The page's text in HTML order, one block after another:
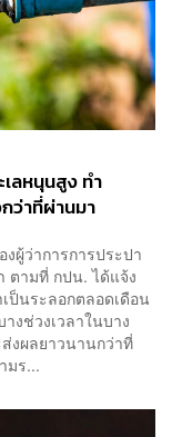
ลหนุนสูง ทำ
ว่าที่ผ่านมา
ผู้ว่าการการประปา
ตามที่ กปน. ได้แจ้ง
ป็นระลอกตลอดเดือน
งช่วงเวลาในบาง
งผลยาวนานกว่าที่
มร...